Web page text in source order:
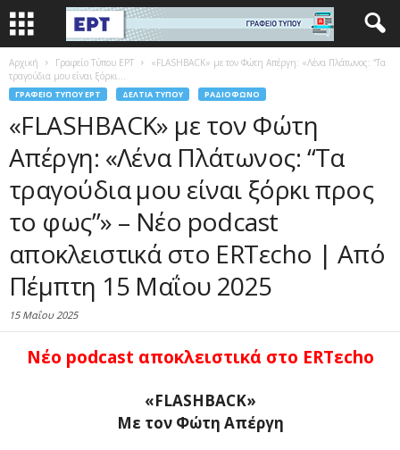
Αρχική Γραφείο Τύπου ΕΡΤ
«FLASHBACK» με τον Φώτη Απέργη: «Λένα Πλάτωνος: “Τα
τραγούδια μου είναι ξόρκι...
ΓΡΑΦΕΊΟ ΤΎΠΟΥ ΕΡΤ ΔΕΛΤΊΑ ΤΎΠΟΥ ΡΑΔΙΌΦΩΝΟ
«FLASHBACK» με τον Φώτη
Απέργη: «Λένα Πλάτωνος: “Τα
τραγούδια μου είναι ξόρκι προς
το φως”» – Νέο podcast
αποκλειστικά στο ERTεcho | Από
Πέμπτη 15 Μαΐου 2025
15 Μαΐου 2025
Νέο podcast αποκλειστικά στο ERTεcho
«FLASHBACK»
Με τον Φώτη Απέργη